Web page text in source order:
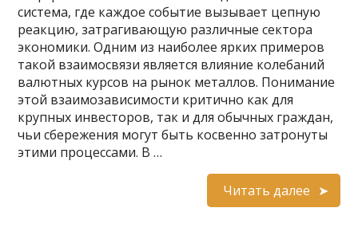
система, где каждое событие вызывает цепную
реакцию, затрагивающую различные сектора
экономики. Одним из наиболее ярких примеров
такой взаимосвязи является влияние колебаний
валютных курсов на рынок металлов. Понимание
этой взаимозависимости критично как для
крупных инвесторов, так и для обычных граждан,
чьи сбережения могут быть косвенно затронуты
этими процессами. В …
Читать далее